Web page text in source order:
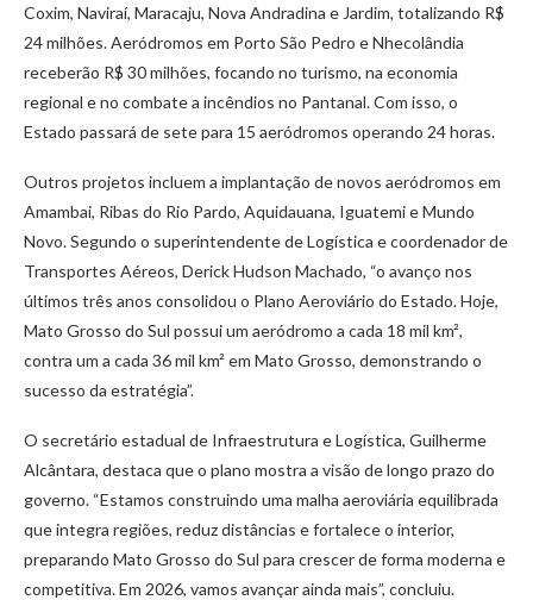
Coxim, Naviraí, Maracaju, Nova Andradina e Jardim, totalizando R$
24 milhões. Aeródromos em Porto São Pedro e Nhecolândia
receberão R$ 30 milhões, focando no turismo, na economia
regional e no combate a incêndios no Pantanal. Com isso, o
Estado passará de sete para 15 aeródromos operando 24 horas.
Outros projetos incluem a implantação de novos aeródromos em
Amambai, Ribas do Rio Pardo, Aquidauana, Iguatemi e Mundo
Novo. Segundo o superintendente de Logística e coordenador de
Transportes Aéreos, Derick Hudson Machado, “o avanço nos
últimos três anos consolidou o Plano Aeroviário do Estado. Hoje,
Mato Grosso do Sul possui um aeródromo a cada 18 mil km²,
contra um a cada 36 mil km² em Mato Grosso, demonstrando o
sucesso da estratégia”.
O secretário estadual de Infraestrutura e Logística, Guilherme
Alcântara, destaca que o plano mostra a visão de longo prazo do
governo. “Estamos construindo uma malha aeroviária equilibrada
que integra regiões, reduz distâncias e fortalece o interior,
preparando Mato Grosso do Sul para crescer de forma moderna e
competitiva. Em 2026, vamos avançar ainda mais”, concluiu.